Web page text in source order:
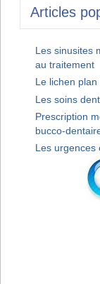
Articles
Les sinusites
au traitement
Le lichen
Les soins
Prescription
bucco-
Les urgences